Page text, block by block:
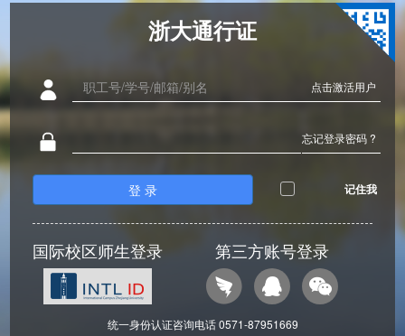
浙大通行证
点击激活用户
忘记登录密码 ?
登 录 记住我
国际校区师生登录 第三方账号登录
统一身份认证咨询电话 0571-87951669